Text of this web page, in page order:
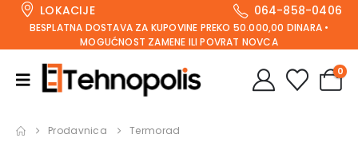
LOKACIJE 064-858-0406
BESPLATNA DOSTAVA ZA KUPOVINE PREKO 50.000,00 DINARA •
MOGUĆNOST ZAMENE ILI POVRAT NOVCA
0
Prodavnica Termorad